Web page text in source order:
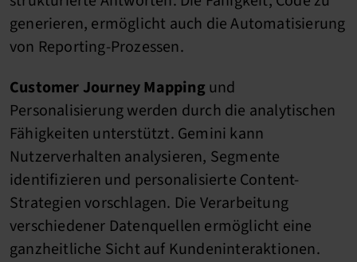
generieren, ermöglicht auch die Automatisierung
von Reporting-Prozessen.
Customer Journey Mapping und
Personalisierung werden durch die analytischen
Fähigkeiten unterstützt. Gemini kann
Nutzerverhalten analysieren, Segmente
identifizieren und personalisierte Content-
Strategien vorschlagen. Die Verarbeitung
verschiedener Datenquellen ermöglicht eine
ganzheitliche Sicht auf Kundeninteraktionen.